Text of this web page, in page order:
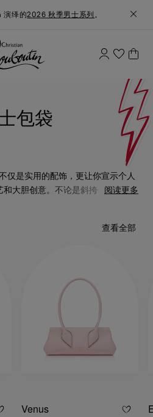
演绎的2026 秋季男士系列 。
包袋
仅是实用的配饰，更让你宣示个人
和大胆创意。不论是斜挎包、手拿
阅读更多
查看全部
Venus